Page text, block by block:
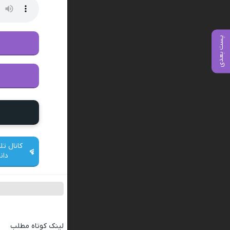
پست بعدی
کانال
لینک کوتاه مطلب